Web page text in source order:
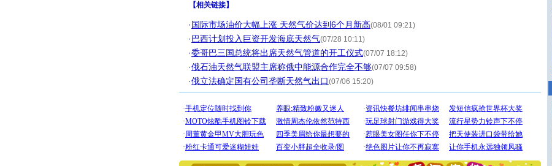
【相关链接】
·国际市场油价大幅上涨 天然气价达到6个月新高(08/01 09:21)
·巴西计划投入巨资开发海底天然气(07/28 10:11)
·委哥巴三国总统将出席天然气管道的开工仪式(07/07 18:12)
·俄石油天然气联盟主席称俄中能源合作完全不够(07/07 09:58)
·俄立法确定国有公司垄断天然气出口(07/06 15:20)
[圣诞节]圣诞节到了，想想没什么送给你的，又不打算给
你太多，只有给你五千万：千万快乐！千万要健康！千万